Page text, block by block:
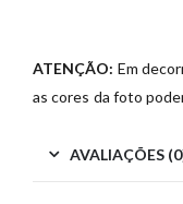
ATENÇÃO: Em
as cores da foto
AVALIAÇÕES